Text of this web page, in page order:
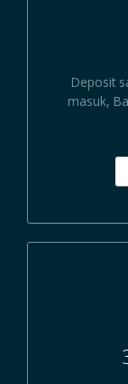
Deposit
masuk,